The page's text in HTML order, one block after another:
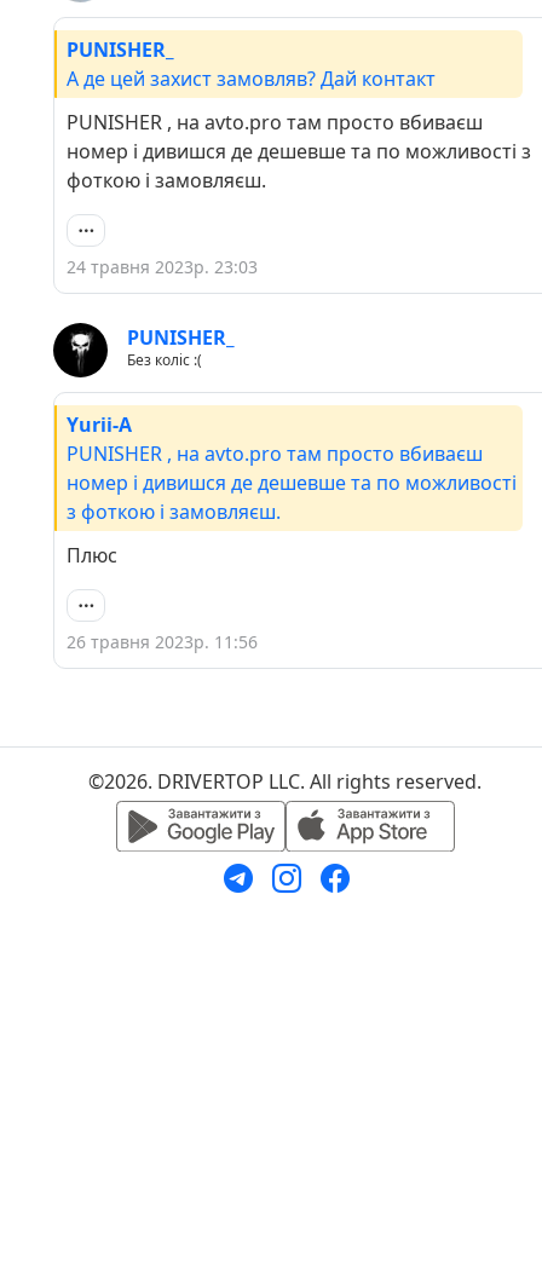
PUNISHER_
А де цей захист замовляв? Дай контакт
PUNISHER , на avto.pro там просто вбиваєш
номер і дивишся де дешевше та по можливості з
фоткою і замовляєш.
24 травня 2023р. 23:03
PUNISHER_
Без коліс :(
Yurii-A
PUNISHER , на avto.pro там просто вбиваєш
номер і дивишся де дешевше та по можливості
з фоткою і замовляєш.
Плюс
26 травня 2023р. 11:56
©2026. DRIVERTOP LLC. All rights reserved.